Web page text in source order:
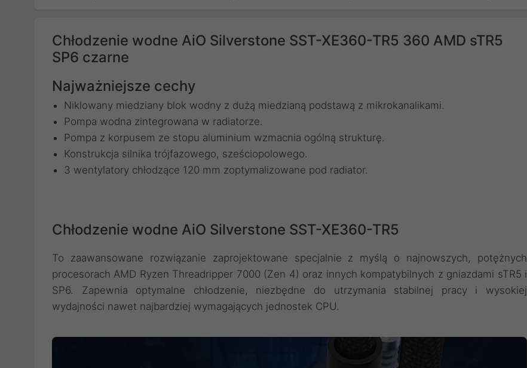
Chłodzenie wodne AiO Silverstone SST-XE360-TR5 360 AMD sTR5
SP6 czarne
Najważniejsze cechy
Niklowany miedziany blok wodny z dużą miedzianą podstawą z mikrokanalikami.
Pompa wodna zintegrowana w radiatorze.
Pompa z korpusem ze stopu aluminium wzmacnia ogólną strukturę.
Konstrukcja silnika trójfazowego, sześciopolowego.
3 wentylatory chłodzące 120 mm zoptymalizowane pod radiator.
Chłodzenie wodne AiO Silverstone SST-XE360-TR5
To zaawansowane rozwiązanie zaprojektowane specjalnie z myślą o najnowszych, potężnych
procesorach AMD Ryzen Threadripper 7000 (Zen 4) oraz innych kompatybilnych z gniazdami sTR5 i
SP6. Zapewnia optymalne chłodzenie, niezbędne do utrzymania stabilnej pracy i wysokiej
wydajności nawet najbardziej wymagających jednostek CPU.